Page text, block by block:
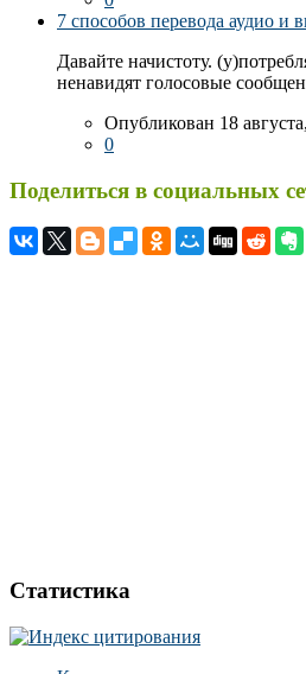
7 способов перевода аудио и
Давайте начистоту.
ненавидят голосовые
Опубликован 18
0
Поделиться в социальных
Статистика